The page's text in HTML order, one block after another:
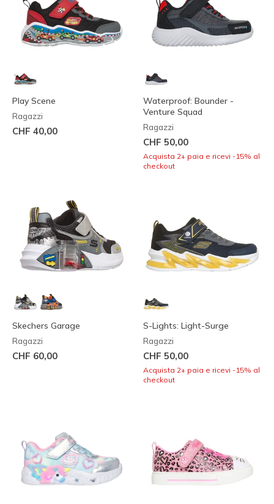
Play Scene
Ragazzi
CHF 40,00
Waterproof: Bounder -
Venture Squad
Ragazzi
CHF 50,00
Acquista 2+ paia e ricevi -15% al
checkout
Skechers Garage
Ragazzi
CHF 60,00
S-Lights: Light-Surge
Ragazzi
CHF 50,00
Acquista 2+ paia e ricevi -15% al
checkout